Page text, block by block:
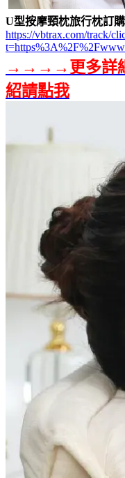
U型按摩頸枕旅行枕訂
https://vbtrax.com/track/
→→→→更多詳細
紹請點我